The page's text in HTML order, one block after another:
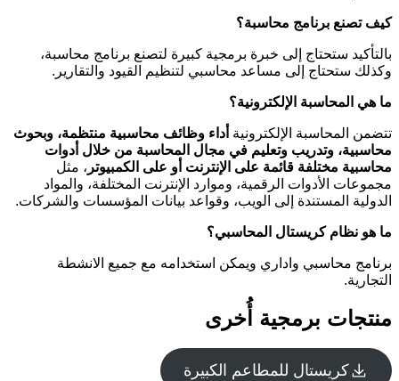
كيف تصنع برنامج محاسبة؟
بالتأكيد ستحتاج إلى خبرة برمجية كبيرة لتصنع برنامج محاسبة،
وكذلك ستحتاج إلى مساعد محاسبي لتنظيم القيود والتقارير.
ما هي المحاسبة الإلكترونية؟
تتضمن المحاسبة الإلكترونية أداء وظائف محاسبية منتظمة، وبحوث
محاسبية، وتدريب وتعليم في مجال المحاسبة من خلال أدوات
محاسبية مختلفة قائمة على الإنترنت أو على الكمبيوتر ، مثل
مجموعات الأدوات الرقمية، وموارد الإنترنت المختلفة، والمواد
الدولية المستندة إلى الويب، وقواعد بيانات المؤسسات والشركات.
ما هو نظام كريستال المحاسبي؟
برنامج محاسبي واداري ويمكن استخدامه مع جميع الانشطة
التجارية.
منتجات برمجية أُخرى
كريستال للمطاعم الكبيرة